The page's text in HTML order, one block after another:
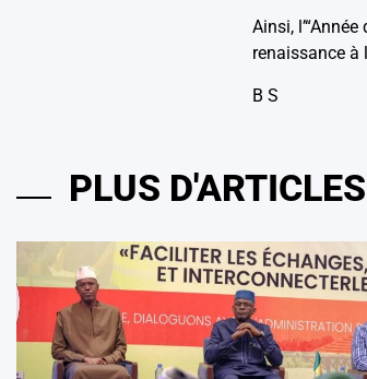
Ainsi,
renaissance à
B S
PLUS D'ARTICLES